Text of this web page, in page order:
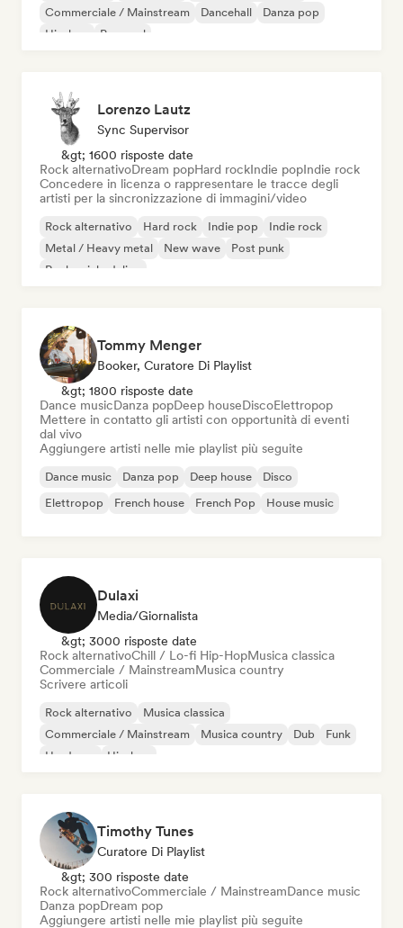
Commerciale / Mainstream
Dancehall
Danza pop
Hip-hop
Pop soul
Lorenzo Lautz
Sync Supervisor
&gt; 1600 risposte date
Rock alternativoDream popHard rockIndie popIndie rock
Concedere in licenza o rappresentare le tracce degli
artisti per la sincronizzazione di immagini/video
Rock alternativo Hard rock Indie pop
Indie rock
Metal / Heavy metal
New wave
Post punk
Rock psichedelico
Tommy Menger
Booker, Curatore Di Playlist
&gt; 1800 risposte date
Dance musicDanza popDeep houseDiscoElettropop
Mettere in contatto gli artisti con opportunità di eventi
dal vivo
Aggiungere artisti nelle mie playlist più seguite
Dance music Danza pop Deep house
Disco
Elettropop
French house French Pop House music
Dulaxi
Media/Giornalista
&gt; 3000 risposte date
Rock alternativoChill / Lo-fi Hip-HopMusica classica
Commerciale / MainstreamMusica country
Scrivere articoli
Rock alternativo
Musica classica
Commerciale / Mainstream
Musica country Dub
Funk
Hardcore
Hip-hop
Timothy Tunes
Curatore Di Playlist
&gt; 300 risposte date
Rock alternativoCommerciale / MainstreamDance music
Danza popDream pop
Aggiungere artisti nelle mie playlist più seguite